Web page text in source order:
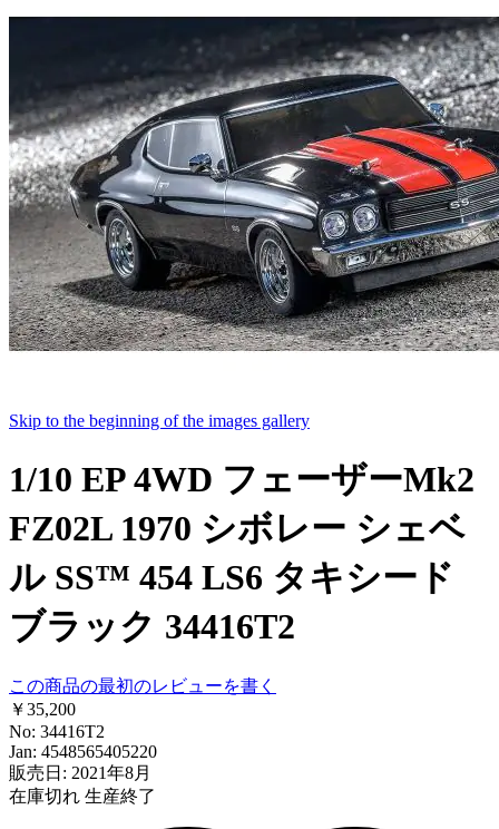
Skip to the beginning of the images gallery
1/10 EP 4WD フェーザーMk2
FZ02L 1970 シボレー シェベ
ル SS™ 454 LS6 タキシード
ブラック 34416T2
この商品の最初のレビューを書く
￥35,200
No: 34416T2
Jan: 4548565405220
販売日: 2021年8月
在庫切れ 生産終了